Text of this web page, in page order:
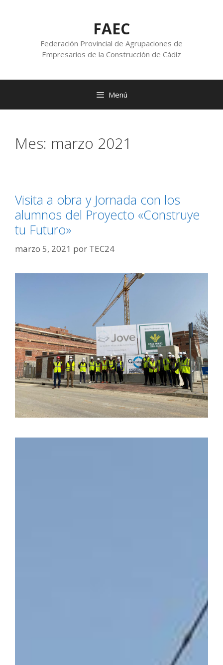
FAEC
Federación Provincial de Agrupaciones de
Empresarios de la Construcción de Cádiz
Menú
Mes: marzo 2021
Visita a obra y Jornada con los
alumnos del Proyecto «Construye
tu Futuro»
marzo 5, 2021 por TEC24